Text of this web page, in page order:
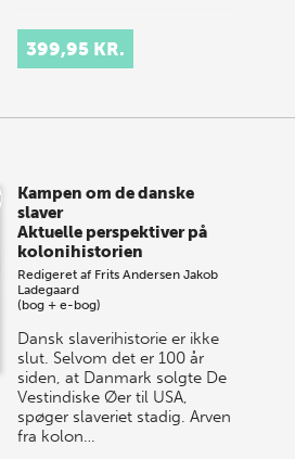
399,95 KR.
Kampen om de danske
slaver
Aktuelle perspektiver på
kolonihistorien
Redigeret af Frits Andersen Jakob
Ladegaard
(bog + e-bog)
Dansk slaverihistorie er ikke
slut. Selvom det er 100 år
siden, at Danmark solgte De
Vestindiske Øer til USA,
spøger slaveriet stadig. Arven
fra kolon…